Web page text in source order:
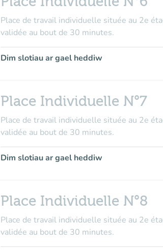
Place de travail individuelle située au 2e
validée au bout de 30 minutes.
Dim slotiau ar gael heddiw
Place Individuelle N°7
Place de travail individuelle située au 2e
validée au bout de 30 minutes.
Dim slotiau ar gael heddiw
Place Individuelle N°8
Place de travail individuelle située au 2e
validée au bout de 30 minutes.